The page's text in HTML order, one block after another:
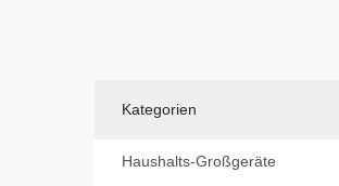
Kategorien
Haushalts-Großgeräte